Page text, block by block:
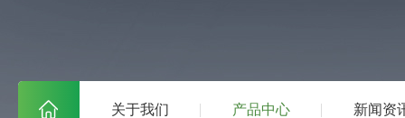
关于我们 产品中心 新闻资